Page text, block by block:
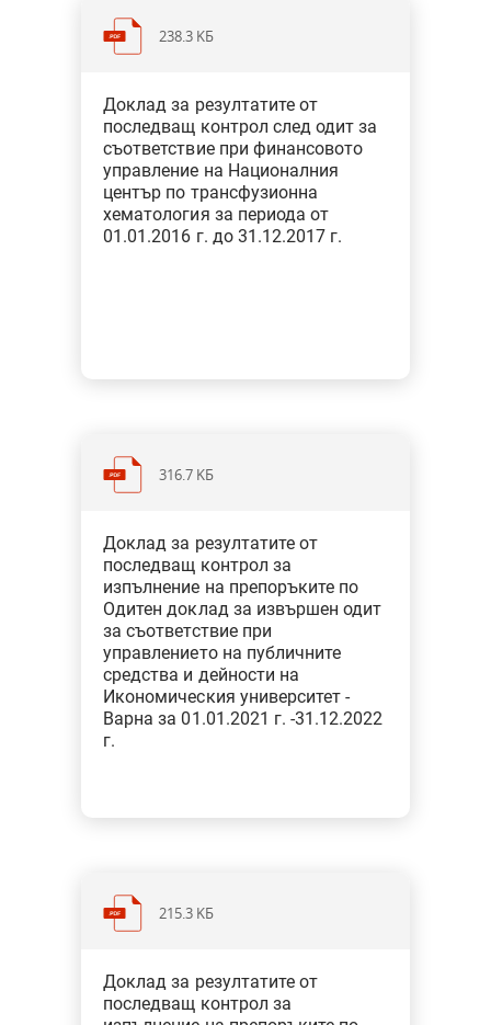
238.3 KБ
социална политика
Тип: Одит за съответствие при
финансовото управление
Доклад за резултатите от
последващ контрол след одит за
съответствие при финансовото
управление на Националния
център по трансфузионна
хематология за периода от
01.01.2016 г. до 31.12.2017 г.
316.7 KБ
спорт, култура, медии
Тип: Одит за съответствие при
финансовото управление
Доклад за резултатите от
последващ контрол за
изпълнение на препоръките по
Одитен доклад за извършен одит
за съответствие при
управлението на публичните
средства и дейности на
Икономическия университет -
Варна за 01.01.2021 г. -31.12.2022
г.
215.3 KБ
транспорт
Тип: Одит за съответствие при
Доклад за резултатите от
последващ контрол за